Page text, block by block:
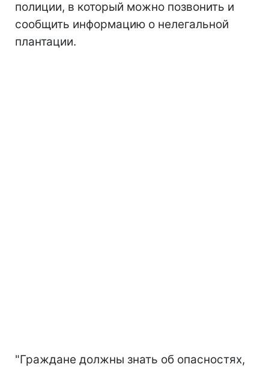
полиции, в который можно позвонить и
сообщить информацию о нелегальной
плантации.
"Граждане должны знать об опасностях,